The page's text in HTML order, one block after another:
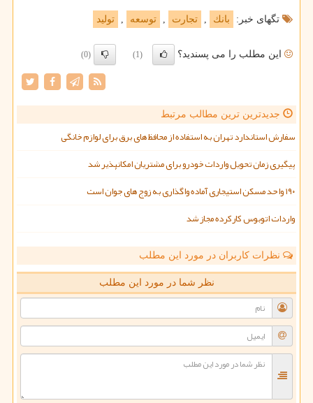
تگهای خبر: بانك , تجارت , توسعه , تولید
این مطلب را می پسندید؟ (1)
(0)
جدیدترین ترین مطالب مرتبط
سفارش استاندارد تهران به استفاده از محافظ های برق برای لوازم خانگی
پیگیری زمان تحویل واردات خودرو برای مشتریان امکانپذیر شد
۱۹۰ واحد مسکن استیجاری آماده واگذاری به زوج های جوان است
واردات اتوبوس کارکرده مجاز شد
نظرات کاربران در مورد این مطلب
نظر شما در مورد این مطلب